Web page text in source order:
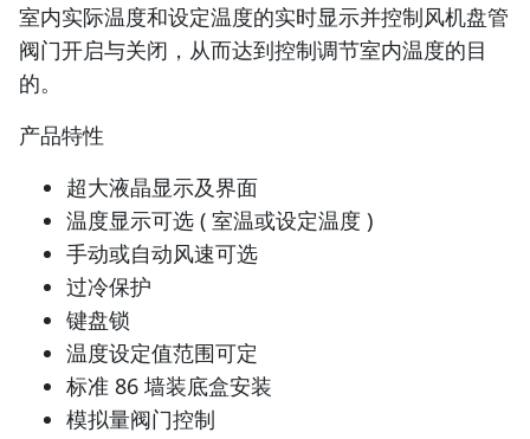
室内实际温度和设定温度的实时显示并控制风机盘管
阀门开启与关闭，从而达到控制调节室内温度的目
的。
产品特性
超大液晶显示及界面
温度显示可选 ( 室温或设定温度 )
手动或自动风速可选
过冷保护
键盘锁
温度设定值范围可定
标准 86 墙装底盒安装
模拟量阀门控制